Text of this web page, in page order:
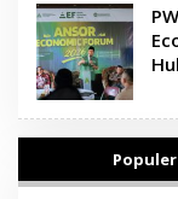
Populer